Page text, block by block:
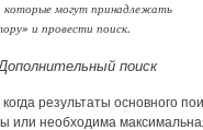
которые могут принадлежать
и провести поиск.
поиск
результаты основного
или необходима